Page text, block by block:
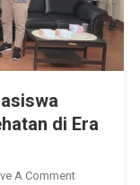
di Era
A CommentOn